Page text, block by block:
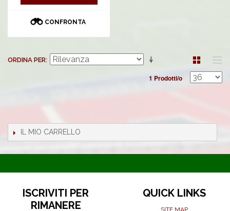
CONFRONTA
ORDINA PER
1 Prodotti/o
IL MIO CARRELLO
ISCRIVITI PER
RIMANERE
QUICK LINKS